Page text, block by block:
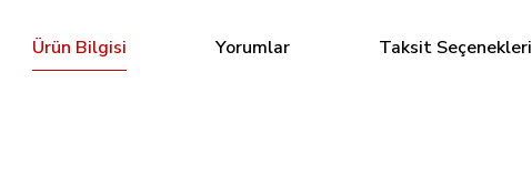
Ürün Bilgisi Yorumlar Taksit Seçenekleri